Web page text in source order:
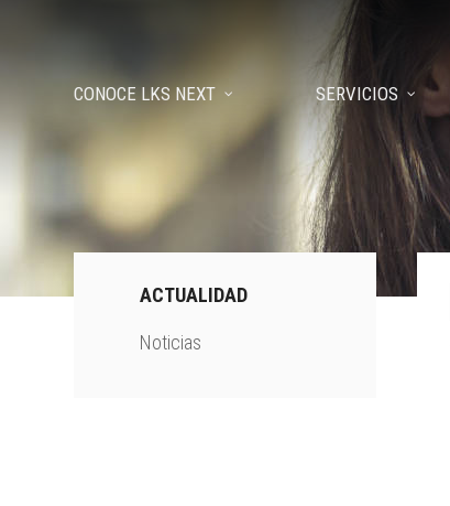
CONOCE LKS NEXT SERVICIOS
ACTUALIDAD
Noticias